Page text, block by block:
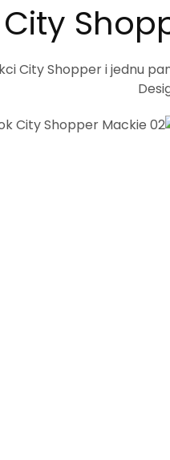
City
City Shopper i jednu